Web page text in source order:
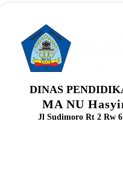
DINAS
MA NU
Jl Sudimoro Rt 2 Rw